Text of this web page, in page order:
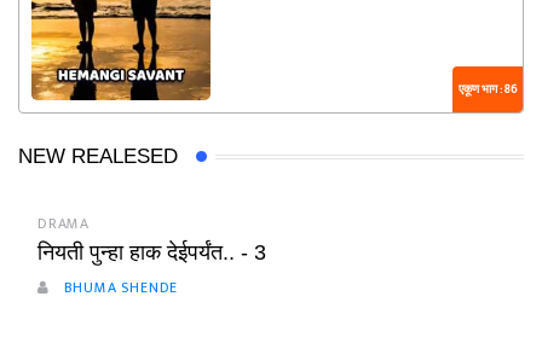
एकूण भाग : 86
NEW REALESED
DRAMA
नियती पुन्हा हाक देईपर्यंत.. - 3
BHUMA SHENDE